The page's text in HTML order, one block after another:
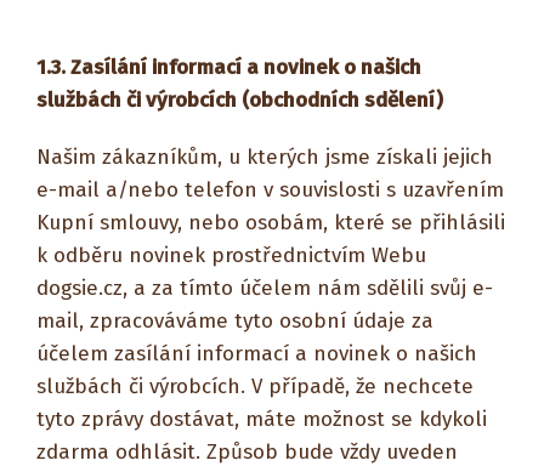
1.3.Zasílání informací a novinek o našich
službách či výrobcích (obchodních sdělení)
Našim zákazníkům, u kterých jsme získali jejich
e-mail a/nebo telefon v souvislosti s uzavřením
Kupní smlouvy, nebo osobám, které se přihlásili
k odběru novinek prostřednictvím Webu
dogsie.cz, a za tímto účelem nám sdělili svůj e-
mail, zpracováváme tyto osobní údaje za
účelem zasílání informací a novinek o našich
službách či výrobcích. V případě, že nechcete
tyto zprávy dostávat, máte možnost se kdykoli
zdarma odhlásit. Způsob bude vždy uveden